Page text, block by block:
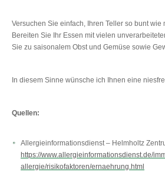
Versuchen Sie einfach, Ihren Teller so bunt wie
Bereiten Sie Ihr Essen mit vielen
Sie zu saisonalem Obst und Gemüse sowie
In diesem Sinne wünsche ich Ihnen eine
Quellen:
Allergieinformationsdienst – Helmholtz
https://www.allergieinformationsdienst.de/
allergie/risikofaktoren/ernaehrung.html